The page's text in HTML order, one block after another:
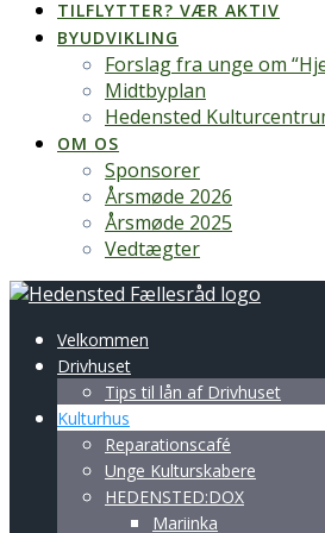
TILFLYTTER? VÆR AKTIV
BYUDVIKLING
Forslag fra unge om
Midtbyplan
Hedensted
OM OS
Sponsorer
Årsmøde 2026
Årsmøde 2025
Vedtægter
Velkommen
Drivhuset
Tips til lån af Drivhuset
Kulturhus
Reparationscafé
Unge Kulturskabere
HEDENSTED:DOX
Mariinka